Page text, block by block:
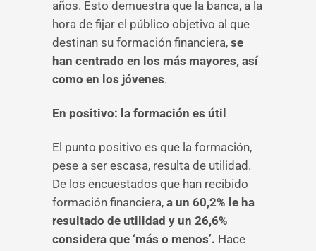
años. Esto demuestra que la banca, a la
hora de fijar el público objetivo al que
destinan su formación financiera, se
han centrado en los más mayores, así
como en los jóvenes.
En positivo: la formación es útil
El punto positivo es que la formación,
pese a ser escasa, resulta de utilidad.
De los encuestados que han recibido
formación financiera, a un 60,2% le ha
resultado de utilidad y un 26,6%
considera que ‘más o menos’. Hace